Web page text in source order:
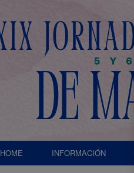
HOME INFORMACIÓN